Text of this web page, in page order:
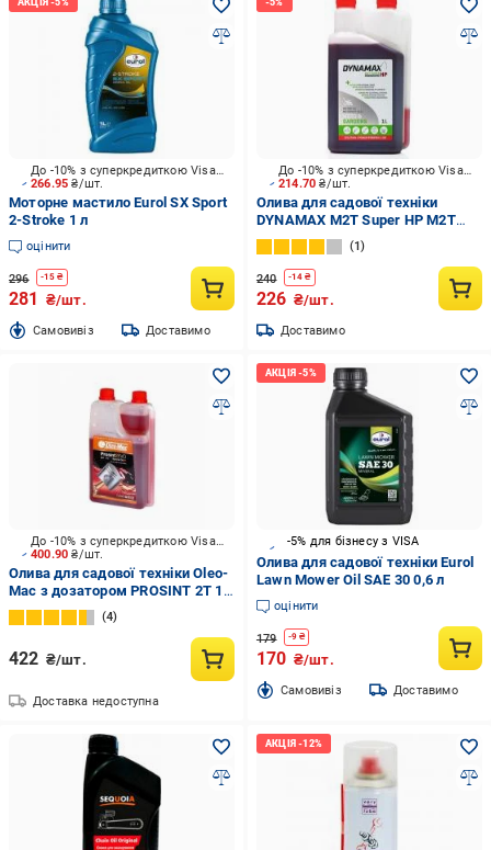
266.95₴/шт.
До -10% з суперкредиткою Visa Вигода
Моторне мастило Eurol SX Sport
2-Stroke 1 л
оцінити
296 -15 ₴
281 ₴/шт.
Cамовивіз Доставимо
214.70₴/шт.
До -10% з суперкредиткою Visa Вигода
Олива для садової техніки
DYNAMAX M2T Super HP M2T
Super HP GARDEN 2T 1 л (60992)
1
240 -14 ₴
226 ₴/шт.
Доставимо
400.90₴/шт.
До -10% з суперкредиткою Visa Вигода
Олива для садової техніки Oleo-
Mac з дозатором PROSINT 2T 1
л
4
422 ₴/шт.
Доставка недоступна
-5% для бізнесу з VISA
Олива для садової техніки Eurol
Lawn Mower Oil SAE 30 0,6 л
оцінити
179 -9₴
170 ₴/шт.
Cамовивіз Доставимо